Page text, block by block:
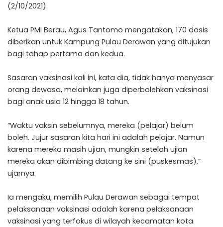
(2/10/2021).
Ketua PMI Berau, Agus Tantomo mengatakan, 170 dosis
diberikan untuk Kampung Pulau Derawan yang ditujukan
bagi tahap pertama dan kedua.
Sasaran vaksinasi kali ini, kata dia, tidak hanya menyasar
orang dewasa, melainkan juga diperbolehkan vaksinasi
bagi anak usia 12 hingga 18 tahun.
“Waktu vaksin sebelumnya, mereka (pelajar) belum
boleh. Jujur sasaran kita hari ini adalah pelajar. Namun
karena mereka masih ujian, mungkin setelah ujian
mereka akan dibimbing datang ke sini (puskesmas),”
ujarnya.
Ia mengaku, memilih Pulau Derawan sebagai tempat
pelaksanaan vaksinasi adalah karena pelaksanaan
vaksinasi yang terfokus di wilayah kecamatan kota.